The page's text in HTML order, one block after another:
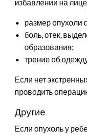
избавлении на
размер опухоли
боль, отек,
образования;
трение об
Если нет
проводить
Другие
Если опухоль у